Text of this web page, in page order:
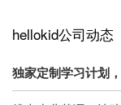
hellokid公司动态
独家定制学习计划